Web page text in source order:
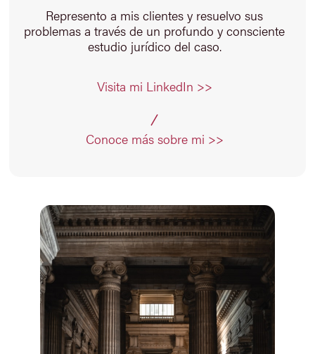
Represento a mis clientes y resuelvo sus
problemas a través de un profundo y consciente
estudio jurídico del caso.
Visita mi LinkedIn >>
Conoce más sobre mi >>